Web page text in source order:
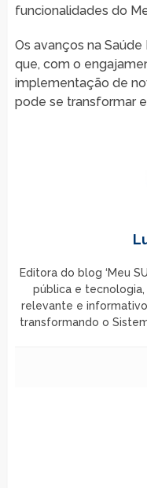
funcionalidades do
Os avanços na
que, com o
implementação de
pode se transformar
Editora do blog ‘Meu
pública e
relevante e
transformando o